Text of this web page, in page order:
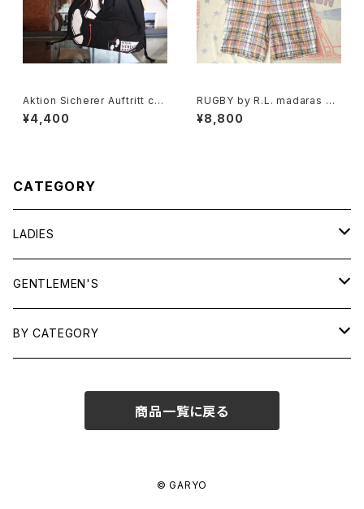
Aktion Sicherer Auftritt cot
ton promotional drawstrin
g Bag
¥4,400
RUGBY by R.L. madaras pl
aid cotton Shorts
¥8,800
CATEGORY
LADIES
TOPS
SHIRTS
OUTERWEAR
GENTLEMEN'S
TOPS
BY CATEGORY
商品一覧に戻る
© GARYO